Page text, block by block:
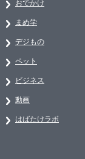
おでかけ
まめ学
デジもの
ペット
ビジネス
動画
はばたけラボ